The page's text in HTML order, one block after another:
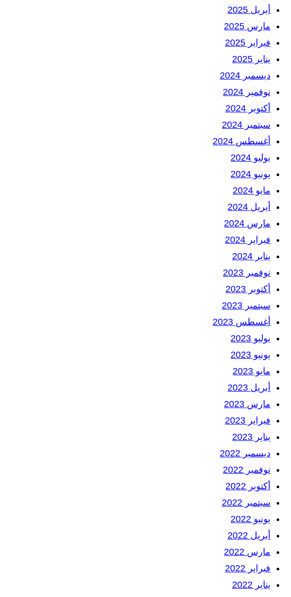
أبريل 2025
مارس 2025
فبراير 2025
يناير 2025
ديسمبر 2024
نوفمبر 2024
أكتوبر 2024
سبتمبر 2024
أغسطس 2024
يوليو 2024
يونيو 2024
مايو 2024
أبريل 2024
مارس 2024
فبراير 2024
يناير 2024
نوفمبر 2023
أكتوبر 2023
سبتمبر 2023
أغسطس 2023
يوليو 2023
يونيو 2023
مايو 2023
أبريل 2023
مارس 2023
فبراير 2023
يناير 2023
ديسمبر 2022
نوفمبر 2022
أكتوبر 2022
سبتمبر 2022
يونيو 2022
أبريل 2022
مارس 2022
فبراير 2022
يناير 2022